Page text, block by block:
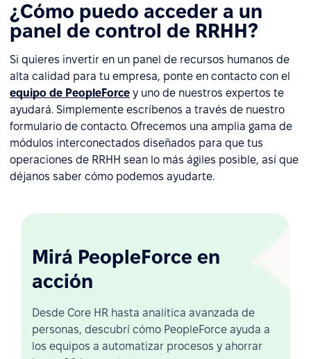
¿Cómo puedo acceder a un
panel de control de RRHH?
Si quieres invertir en un panel de recursos humanos de
alta calidad para tu empresa, ponte en contacto con el
equipo de PeopleForce y uno de nuestros expertos te
ayudará. Simplemente escríbenos a través de nuestro
formulario de contacto. Ofrecemos una amplia gama de
módulos interconectados diseñados para que tus
operaciones de RRHH sean lo más ágiles posible, así que
déjanos saber cómo podemos ayudarte.
Mirá PeopleForce en
acción
Desde Core HR hasta analítica avanzada de
personas, descubrí cómo PeopleForce ayuda a
los equipos a automatizar procesos y ahorrar